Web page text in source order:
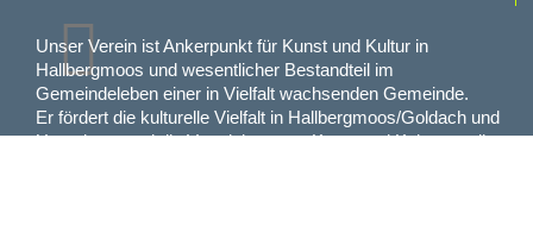
Unser Verein ist Ankerpunkt für Kunst und Kultur in
Hallbergmoos und wesentlicher Bestandteil im
Gemeindeleben einer in Vielfalt wachsenden Gemeinde.
Er fördert die kulturelle Vielfalt in Hallbergmoos/Goldach und
Umgebung und die Vermittlung von Kunst und Kultur an alle